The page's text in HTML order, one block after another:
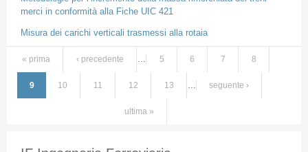
merci in conformità alla Fiche UIC 421
Misura dei carichi verticali trasmessi alla rotaia
Pagine
« prima ‹ precedente … 5 6 7 8
9 10 11 12 13 … seguente ›
ultima »